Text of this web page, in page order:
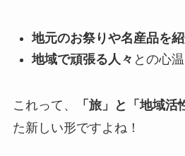
地元のお祭りや名産品を
地域で頑張る人々 との心
これって、 「旅」と「地域活
た新しい形ですよね！